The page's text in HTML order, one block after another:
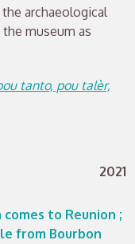
archaeological
museum as
tanto, pou talèr,
2021
comes to Reunion ;
from Bourbon